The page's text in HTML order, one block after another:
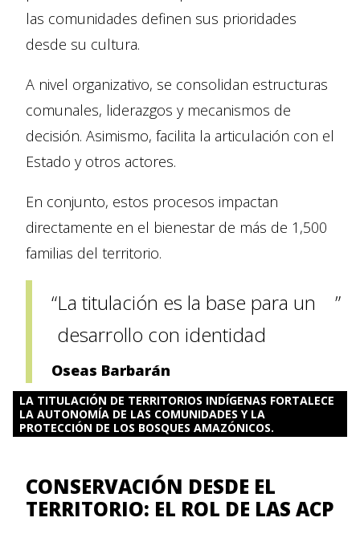
las comunidades definen sus prioridades
desde su cultura.
A nivel organizativo, se consolidan estructuras
comunales, liderazgos y mecanismos de
decisión. Asimismo, facilita la articulación con el
Estado y otros actores.
En conjunto, estos procesos impactan
directamente en el bienestar de más de 1,500
familias del territorio.
La titulación es la base para un
desarrollo con identidad
Oseas Barbarán
LA TITULACIÓN DE TERRITORIOS INDÍGENAS FORTALECE
LA AUTONOMÍA DE LAS COMUNIDADES Y LA
PROTECCIÓN DE LOS BOSQUES AMAZÓNICOS.
CONSERVACIÓN DESDE EL
TERRITORIO: EL ROL DE LAS ACP